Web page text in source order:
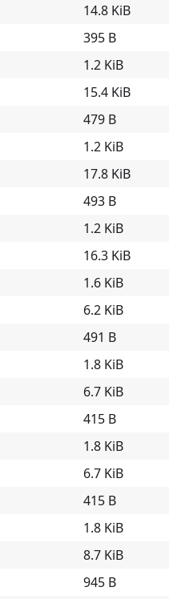
14.8 KiB
395 B
1.2 KiB
15.4 KiB
479 B
1.2 KiB
17.8 KiB
493 B
1.2 KiB
16.3 KiB
1.6 KiB
6.2 KiB
491 B
1.8 KiB
6.7 KiB
415 B
1.8 KiB
6.7 KiB
415 B
1.8 KiB
8.7 KiB
945 B